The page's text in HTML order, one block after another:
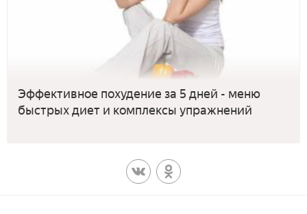
Эффективное похудение за 5 дней - меню
быстрых диет и комплексы упражнений